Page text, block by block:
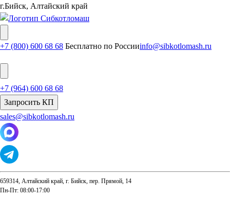
г.Бийск, Алтайский край
+7 (800) 600 68 68 Бесплатно по Россииinfo@sibkotlomash.ru
+7 (964) 600 68 68
Запросить КП
sales@sibkotlomash.ru
659314, Алтайский край, г. Бийск, пер. Прямой, 14
Пн-Пт: 08:00-17:00